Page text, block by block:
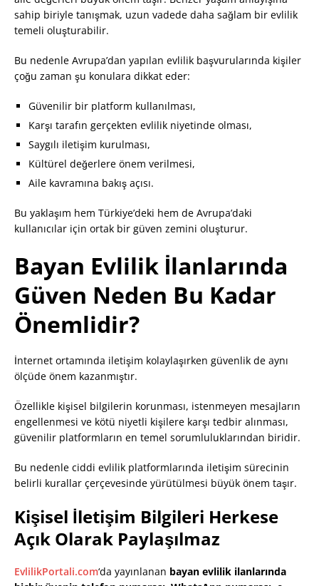
sahip biriyle tanışmak, uzun vadede daha sağlam bir evlilik
temeli oluşturabilir.
Bu nedenle Avrupa’dan yapılan evlilik başvurularında kişiler
çoğu zaman şu konulara dikkat eder:
Güvenilir bir platform kullanılması,
Karşı tarafın gerçekten evlilik niyetinde olması,
Saygılı iletişim kurulması,
Kültürel değerlere önem verilmesi,
Aile kavramına bakış açısı.
Bu yaklaşım hem Türkiye’deki hem de Avrupa’daki
kullanıcılar için ortak bir güven zemini oluşturur.
Bayan Evlilik İlanlarında
Güven Neden Bu Kadar
Önemlidir?
İnternet ortamında iletişim kolaylaşırken güvenlik de aynı
ölçüde önem kazanmıştır.
Özellikle kişisel bilgilerin korunması, istenmeyen mesajların
engellenmesi ve kötü niyetli kişilere karşı tedbir alınması,
güvenilir platformların en temel sorumluluklarından biridir.
Bu nedenle ciddi evlilik platformlarında iletişim sürecinin
belirli kurallar çerçevesinde yürütülmesi büyük önem taşır.
Kişisel İletişim Bilgileri Herkese
Açık Olarak Paylaşılmaz
EvlilikPortali.com‘da yayınlanan bayan evlilik ilanlarında